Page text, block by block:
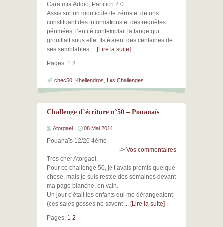
Cara mia Addio, Partition 2.0
Assis sur un monticule de zéros et de uns
constituant des informations et des requêtes
périmées, l’entité contemplait la fange qui
grouillait sous elle. Ils étaient des centaines de
ses semblables ... [Lire la suite]
Pages: 1 2
chec50 Khellendros Les Challenges
Challenge d’écriture n°50 – Pouanaïs
Atorgael 08 Mai 2014
Pouanaïs 12/20 4ème
-> Vos commentaires
Très cher Atorgael,
Pour ce challenge 50, je t’avais promis quelque
chose, mais je suis restée des semaines devant
ma page blanche, en vain.
Un jour c’était les enfants qui me dérangeaient
(ces sales gosses ne savent ... [Lire la suite]
Pages: 1 2